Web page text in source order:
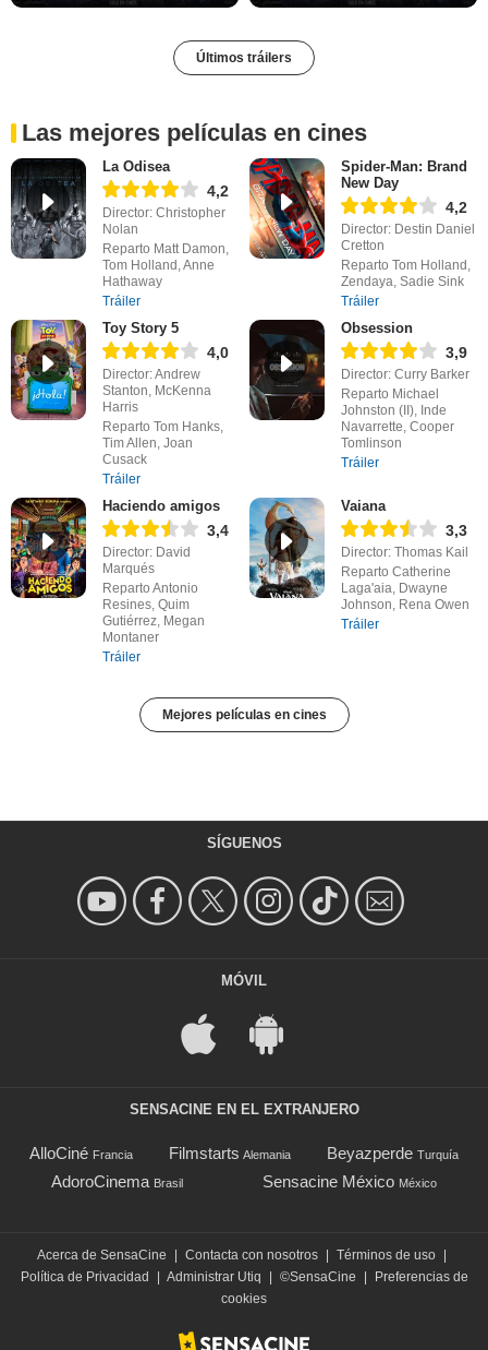
Últimos tráilers
Las mejores películas en cines
La Odisea
4,2
Director: Christopher
Nolan
Reparto Matt Damon,
Tom Holland, Anne
Hathaway
Tráiler
Spider-Man: Brand
New Day
4,2
Director: Destin Daniel
Cretton
Reparto Tom Holland,
Zendaya, Sadie Sink
Tráiler
Toy Story 5
4,0
Director: Andrew
Stanton, McKenna
Harris
Reparto Tom Hanks,
Tim Allen, Joan
Cusack
Tráiler
Obsession
3,9
Director: Curry Barker
Reparto Michael
Johnston (II), Inde
Navarrette, Cooper
Tomlinson
Tráiler
Haciendo amigos
3,4
Director: David
Marqués
Reparto Antonio
Resines, Quim
Gutiérrez, Megan
Montaner
Tráiler
Vaiana
3,3
Director: Thomas Kail
Reparto Catherine
Laga'aia, Dwayne
Johnson, Rena Owen
Tráiler
Mejores películas en cines
SÍGUENOS
MÓVIL
SENSACINE EN EL EXTRANJERO
AlloCiné Francia Filmstarts Alemania Beyazperde Turquía
AdoroCinema Brasil Sensacine México México
Acerca de SensaCine Contacta con nosotros Términos de uso
Política de Privacidad
Administrar Utiq ©SensaCine
Preferencias de
cookies